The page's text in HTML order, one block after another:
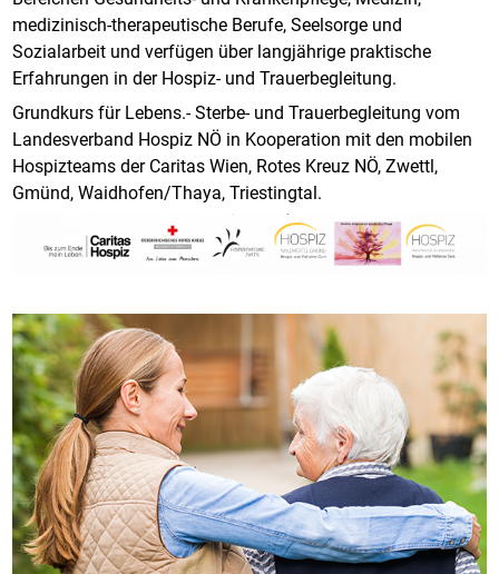
medizinisch-therapeutische Berufe, Seelsorge und
Sozialarbeit und verfügen über langjährige praktische
Erfahrungen in der Hospiz- und Trauerbegleitung.
Grundkurs für Lebens.- Sterbe- und Trauerbegleitung vom
Landesverband Hospiz NÖ in Kooperation mit den mobilen
Hospizteams der Caritas Wien, Rotes Kreuz NÖ, Zwettl,
Gmünd, Waidhofen/Thaya, Triestingtal.